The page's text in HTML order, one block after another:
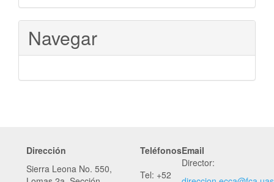
Navegar
Dirección TeléfonosEmail
Sierra Leona No. 550,
Tel: +52
Director: